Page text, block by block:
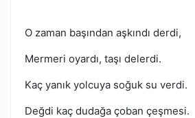
O zaman başından aşkındı derdi,
Mermeri oyardı, taşı delerdi.
Kaç yanık yolcuya soğuk su verdi.
Değdi kaç dudağa çoban çeşmesi.